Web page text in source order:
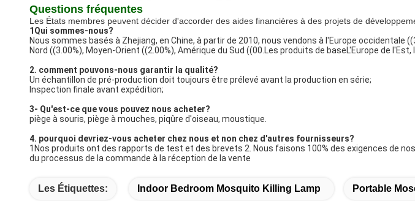
Questions fréquentes
Les États membres peuvent décider d'accorder des aides financières à des projets de
1Qui sommes-nous?
Nous sommes basés à Zhejiang, en Chine, à partir de 2010, nous vendons à l'Europe occidentale
Nord ((3.00%), Moyen-Orient ((2.00%), Amérique du Sud ((00.Les produits de baseL'Europe de
2. comment pouvons-nous garantir la qualité?
Un échantillon de pré-production doit toujours être prélevé avant la production en série;
Inspection finale avant expédition;
3- Qu'est-ce que vous pouvez nous acheter?
piège à souris, piège à mouches, piqûre d'oiseau, moustique.
4. pourquoi devriez-vous acheter chez nous et non chez d'autres fournisseurs?
1Nos produits ont des rapports de test et des brevets 2. Nous faisons 100% des exigences de
du processus de la commande à la réception de la vente
Les Étiquettes: Indoor Bedroom Mosquito Killing Lamp Portable